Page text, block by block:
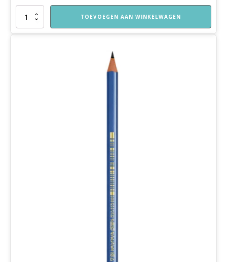
Dikke
inclusief
TOEVOEGEN AAN WINKELWAGEN